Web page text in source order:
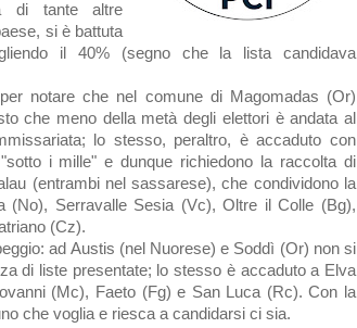
di tante altre
si è battuta
il 40% (segno che la lista candidava
notare che nel comune di Magomadas (Or)
che meno della metà degli elettori è andata al
lo stesso, peraltro, è accaduto con
i mille" e dunque richiedono la raccolta di
(entrambi nel sassarese), che condividono la
(No), Serravalle Sesia (Vc), Oltre il Colle (Bg),
(Cz).
ad Austis (nel Nuorese) e Soddì (Or) non si
di liste presentate; lo stesso è accaduto a Elva
(Mc), Faeto (Fg) e San Luca (Rc). Con la
che voglia e riesca a candidarsi ci sia.